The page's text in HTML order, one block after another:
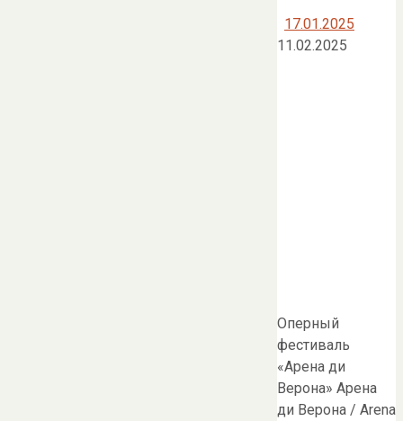
17.01.2025
11.02.2025
Оперный
фестиваль
«Арена ди
Верона» Арена
ди Верона / Arena